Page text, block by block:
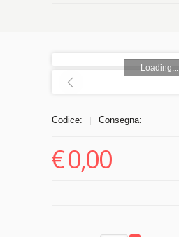
Loading...
Codice: Consegna:
€0,00